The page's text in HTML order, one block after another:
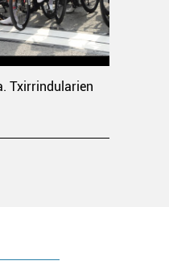
Txirrindularien